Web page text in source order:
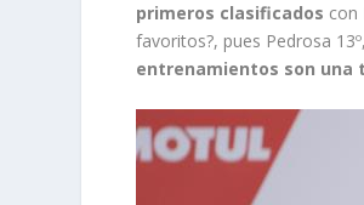
primeros clasificados con
favoritos?, pues Pedrosa
entrenamientos son una